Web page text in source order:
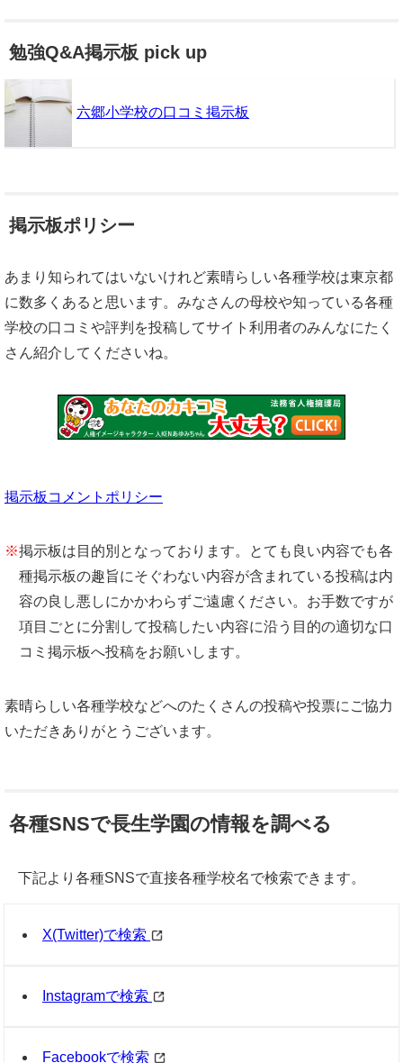
勉強Q&A掲示板 pick up
六郷小学校の口コミ掲示板
掲示板ポリシー
あまり知られてはいないけれど素晴らしい各種学校は東京都
に数多くあると思います。みなさんの母校や知っている各種
学校の口コミや評判を投稿してサイト利用者のみんなにたく
さん紹介してくださいね。
掲示板コメントポリシー
※掲示板は目的別となっております。とても良い内容でも各
種掲示板の趣旨にそぐわない内容が含まれている投稿は内
容の良し悪しにかかわらずご遠慮ください。お手数ですが
項目ごとに分割して投稿したい内容に沿う目的の適切な口
コミ掲示板へ投稿をお願いします。
素晴らしい各種学校などへのたくさんの投稿や投票にご協力
いただきありがとうございます。
各種SNSで長生学園の情報を調べる
下記より各種SNSで直接各種学校名で検索できます。
X(Twitter)で検索
Instagramで検索
Facebookで検索